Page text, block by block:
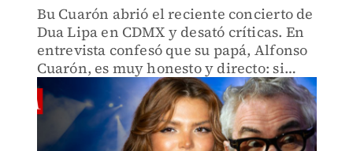
Bu Cuarón abrió el reciente concierto de
Dua Lipa en CDMX y desató críticas. En
entrevista confesó que su papá, Alfonso
Cuarón, es muy honesto y directo: si
algo no le gusta, se lo dice.